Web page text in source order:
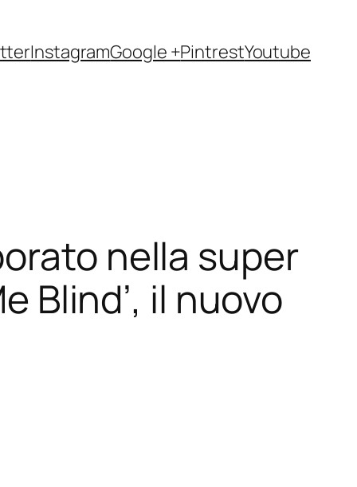
InstagramGoogle +PintrestYoutube
nella super
Blind’, il nuovo